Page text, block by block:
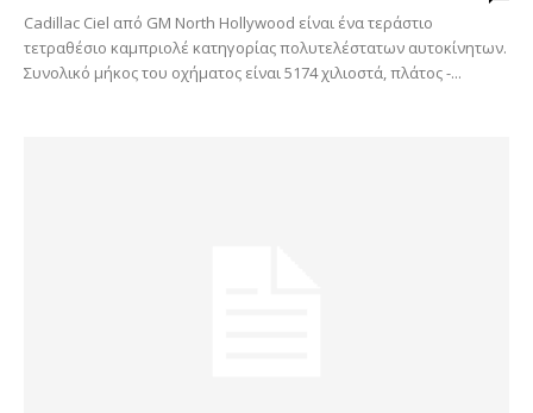
Cadillac Ciel από GM North Hollywood είναι ένα τεράστιο
τετραθέσιο καμπριολέ κατηγορίας πολυτελέστατων αυτοκίνητων.
Συνολικό μήκος του οχήματος είναι 5174 χιλιοστά, πλάτος -...